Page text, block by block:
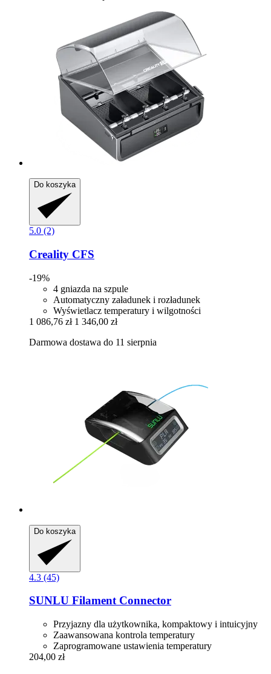
Do koszyka
5.0 (2)
Creality CFS
-19%
4 gniazda na szpule
Automatyczny załadunek i rozładunek
Wyświetlacz temperatury i wilgotności
1 086,76 zł 1 346,00 zł
Darmowa dostawa do 11 sierpnia
Do koszyka
4.3 (45)
SUNLU Filament Connector
Przyjazny dla użytkownika, kompaktowy i intuicyjny
Zaawansowana kontrola temperatury
Zaprogramowane ustawienia temperatury
204,00 zł